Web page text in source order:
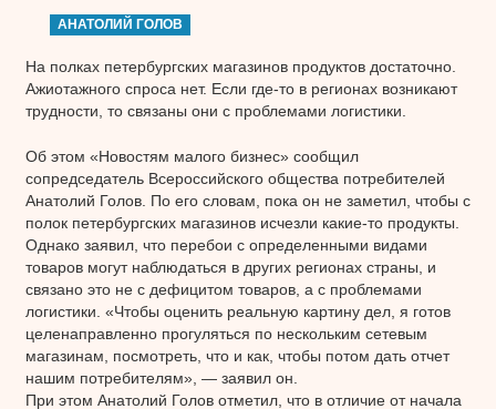
АНАТОЛИЙ ГОЛОВ
На полках петербургских магазинов продуктов достаточно.
Ажиотажного спроса нет. Если где-то в регионах возникают
трудности, то связаны они с проблемами логистики.
Об этом «Новостям малого бизнес» сообщил
сопредседатель Всероссийского общества потребителей
Анатолий Голов. По его словам, пока он не заметил, чтобы с
полок петербургских магазинов исчезли какие-то продукты.
Однако заявил, что перебои с определенными видами
товаров могут наблюдаться в других регионах страны, и
связано это не с дефицитом товаров, а с проблемами
логистики. «Чтобы оценить реальную картину дел, я готов
целенаправленно прогуляться по нескольким сетевым
магазинам, посмотреть, что и как, чтобы потом дать отчет
нашим потребителям», — заявил он.
При этом Анатолий Голов отметил, что в отличие от начала